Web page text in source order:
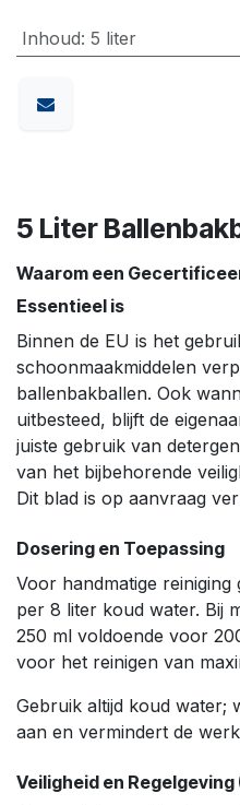
Inhoud: 5 liter
5 Liter
Waarom een
Essentieel is
Binnen de EU is het
schoonmaakmiddelen
ballenbakballen. Ook
uitbesteed, blijft de
juiste gebruik van
van het bijbehorende
Dit blad is op aanvraag
Dosering en Toepassing
Voor handmatige
per 8 liter koud water. Bij
250 ml voldoende voor
voor het reinigen van
Gebruik altijd koud water;
aan en vermindert de
Veiligheid en Regelgeving